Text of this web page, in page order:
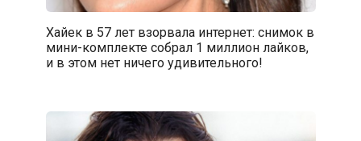
Хайек в 57 лет взорвала интернет: снимок в
мини-комплекте собрал 1 миллион лайков,
и в этом нет ничего удивительного!